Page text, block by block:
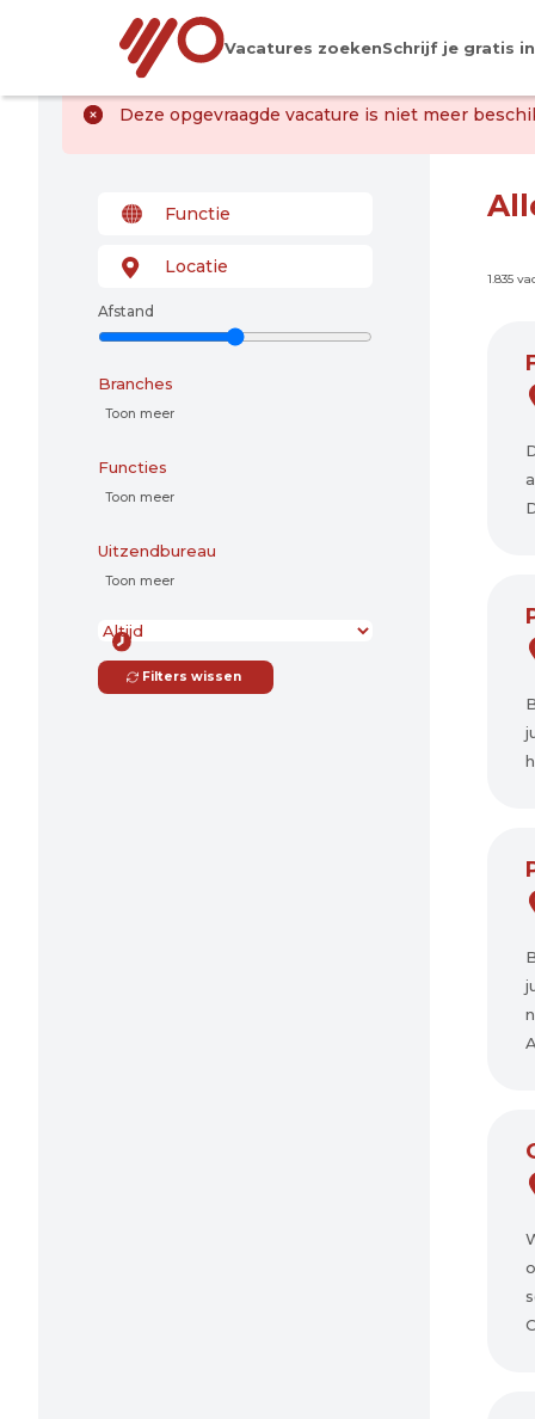
Vacatures zoekenSchrijf je gratis in
Deze opgevraagde vacature is niet meer
Afstand
Branches
Toon meer
Functies
Toon meer
Uitzendbureau
Toon meer
Filters wissen
1.835